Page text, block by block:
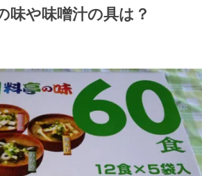
味や味噌汁の具は？